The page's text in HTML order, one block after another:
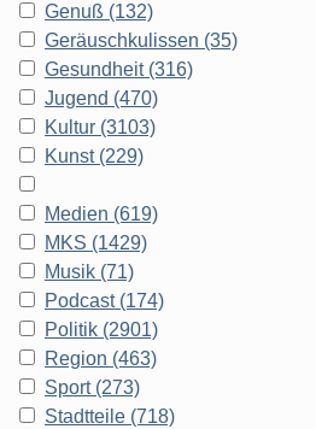
Genuß (132)
Geräuschkulissen (35)
Gesundheit (316)
Jugend (470)
Kultur (3103)
Kunst (229)
Medien (619)
MKS (1429)
Musik (71)
Podcast (174)
Politik (2901)
Region (463)
Sport (273)
Stadtteile (718)